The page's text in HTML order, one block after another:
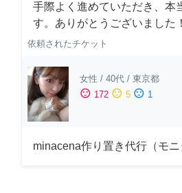
手際よく進めていただき、本
す。ありがとうございました！
依頼されたチケット
女性 / 40代 / 東京都
sentiment_satisfied 172 sentiment_neutral 5 sentiment_dissatisfied 1
minacena作り置き代行（モ